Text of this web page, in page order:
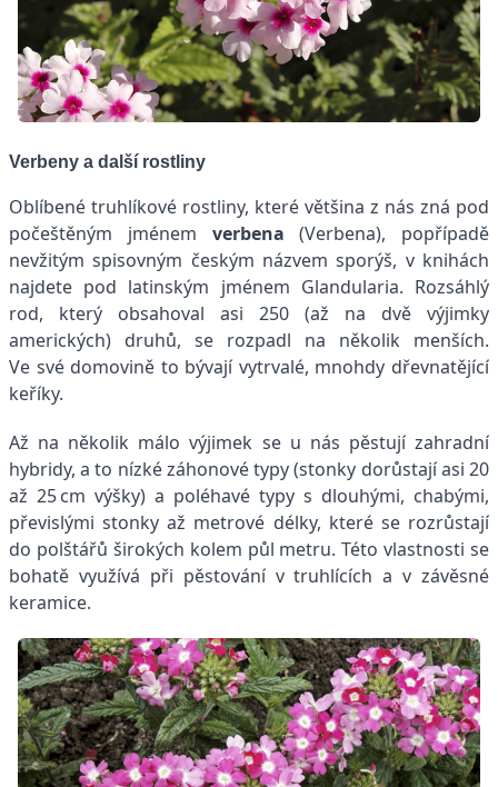
Verbeny a další rostliny
Oblíbené truhlíkové rostliny, které většina z nás zná pod
počeštěným jménem verbena (Verbena), popřípadě
nevžitým spisovným českým názvem sporýš, v knihách
najdete pod latinským jménem Glandularia. Rozsáhlý
rod, který obsahoval asi 250 (až na dvě výjimky
amerických) druhů, se rozpadl na několik menších.
Ve své domovině to bývají vytrvalé, mnohdy dřevnatějící
keříky.
Až na několik málo výjimek se u nás pěstují zahradní
hybridy, a to nízké záhonové typy (stonky dorůstají asi 20
až 25 cm výšky) a poléhavé typy s dlouhými, chabými,
převislými stonky až metrové délky, které se rozrůstají
do polštářů širokých kolem půl metru. Této vlastnosti se
bohatě využívá při pěstování v truhlících a v závěsné
keramice.